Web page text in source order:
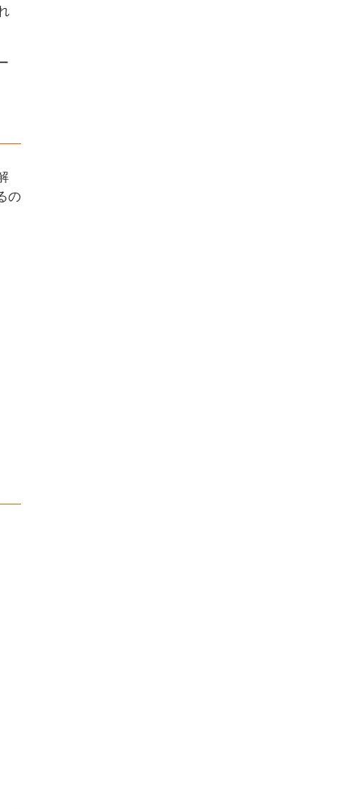
の